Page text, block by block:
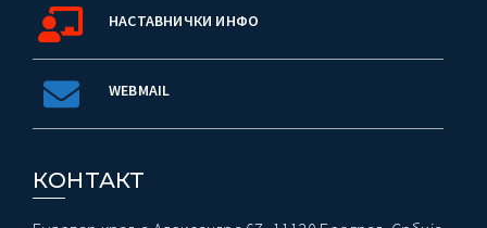
НАСТАВНИЧКИ ИНФО
WEBMAIL
КОНТАКТ